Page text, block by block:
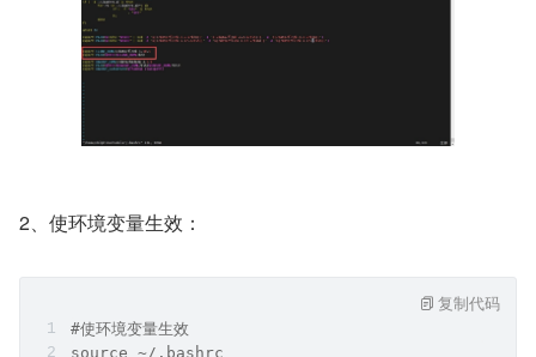
2、使环境变量生效：
#使环境变量生效
source ~/.bashrc
复制代码